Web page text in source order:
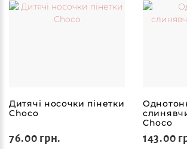
Дитячі носочки пінетки
Choco
76.00 грн.
Choco
143.00